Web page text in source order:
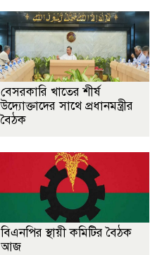
বেসরকারি খাতের শীর্ষ
উদ্যোক্তাদের সাথে প্রধানমন্ত্রীর
বৈঠক
বিএনপির স্থায়ী কমিটির বৈঠক
আজ